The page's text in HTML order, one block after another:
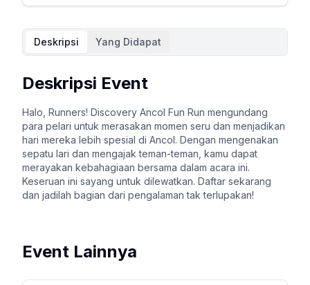
Deskripsi Yang Didapat
Deskripsi Event
Halo, Runners! Discovery Ancol Fun Run mengundang
para pelari untuk merasakan momen seru dan menjadikan
hari mereka lebih spesial di Ancol. Dengan mengenakan
sepatu lari dan mengajak teman-teman, kamu dapat
merayakan kebahagiaan bersama dalam acara ini.
Keseruan ini sayang untuk dilewatkan. Daftar sekarang
dan jadilah bagian dari pengalaman tak terlupakan!
Event Lainnya